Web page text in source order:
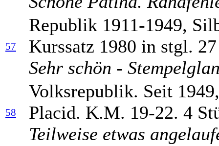
57
Republik 1911-1949,
Kurssatz 1980 in stgl.
Sehr schön -
58
Volksrepublik. Seit
Placid. K.M. 19-22. 4
Teilweise etwas